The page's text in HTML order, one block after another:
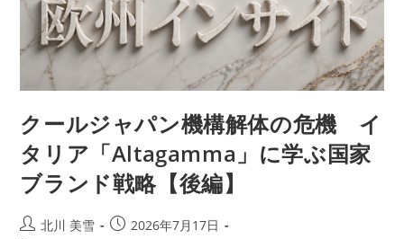
クールジャパン機構解体の危機 イ
タリア「Altagamma」に学ぶ国家
ブランド戦略【後編】
北川 美雪
2026年7月17日